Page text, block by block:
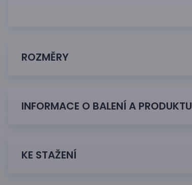
ROZMĚRY
INFORMACE O BALENÍ A PRODUKTU
KE STAŽENÍ